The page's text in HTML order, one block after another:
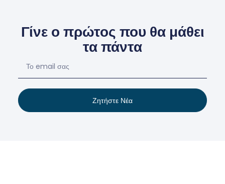
Γίνε ο πρώτος που θα μάθει
τα πάντα
Ζητήστε Νέα